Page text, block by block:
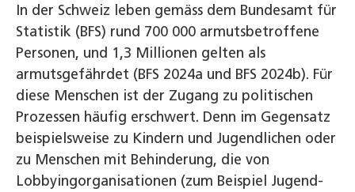
In der Schweiz leben gemäss dem Bundesamt für
Statistik (BFS) rund 700 000 armutsbetroffene
Personen, und 1,3 Millionen gelten als
armutsgefährdet (BFS 2024a und BFS 2024b). Für
diese Menschen ist der Zugang zu politischen
Prozessen häufig erschwert. Denn im Gegensatz
beispielsweise zu Kindern und Jugendlichen oder
zu Menschen mit Behinderung, die von
Lobbyingorganisationen (zum Beispiel Jugend-